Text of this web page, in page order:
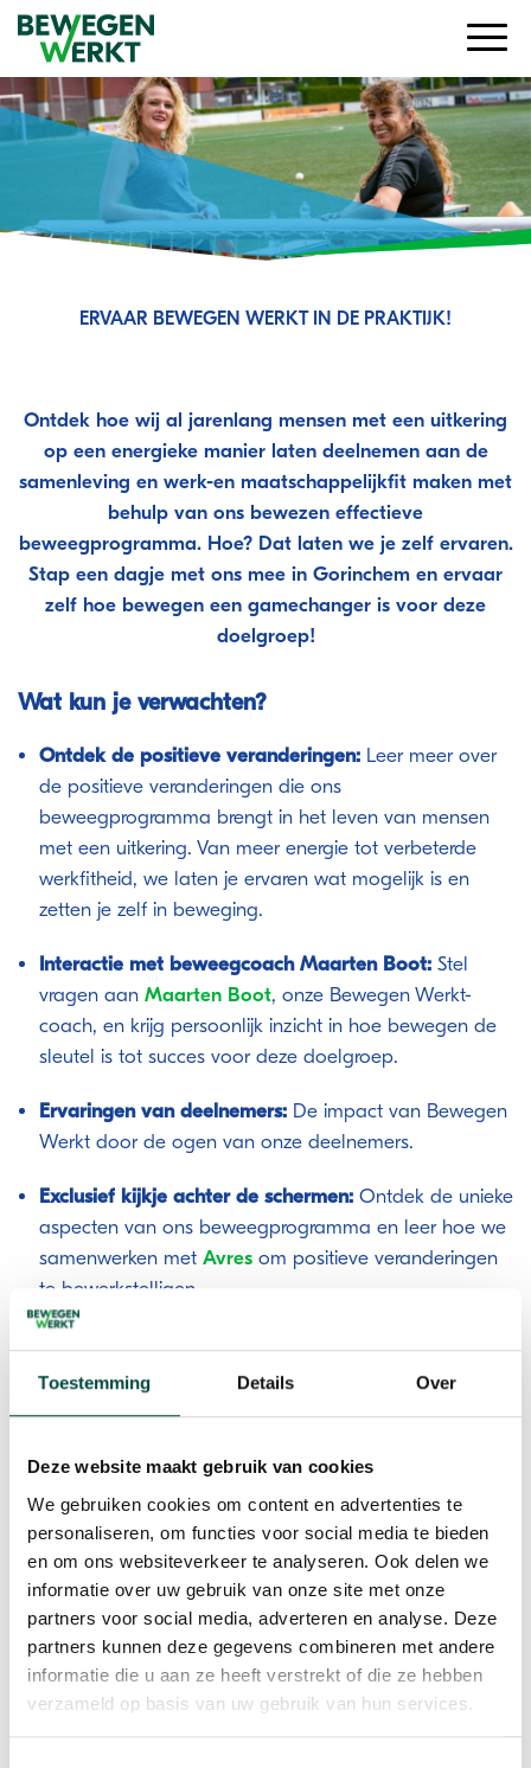
Toestemming Details Over
Deze website maakt gebruik van cookies
We gebruiken cookies om content en advertenties te
personaliseren, om functies voor social media te bieden
en om ons websiteverkeer te analyseren. Ook delen we
informatie over uw gebruik van onze site met onze
partners voor social media, adverteren en analyse. Deze
partners kunnen deze gegevens combineren met andere
informatie die u aan ze heeft verstrekt of die ze hebben
verzameld op basis van uw gebruik van hun services.
ERVAAR BEWEGEN WERKT IN DE PRAKTIJK!
Ontdek hoe wij al jarenlang mensen met een uitkering
op een energieke manier laten deelnemen aan de
samenleving en werk-en maatschappelijkfit maken met
behulp van ons bewezen effectieve
beweegprogramma. Hoe? Dat laten we je zelf ervaren.
Stap een dagje met ons mee in Gorinchem en ervaar
zelf hoe bewegen een gamechanger is voor deze
doelgroep!
Wat kun je verwachten?
Ontdek de positieve veranderingen: Leer meer over
de positieve veranderingen die ons
beweegprogramma brengt in het leven van mensen
met een uitkering. Van meer energie tot verbeterde
werkfitheid, we laten je ervaren wat mogelijk is en
zetten je zelf in beweging.
Interactie met beweegcoach Maarten Boot: Stel
vragen aan Maarten Boot, onze Bewegen Werkt-
coach, en krijg persoonlijk inzicht in hoe bewegen de
sleutel is tot succes voor deze doelgroep.
Ervaringen van deelnemers: De impact van Bewegen
Werkt door de ogen van onze deelnemers.
Exclusief kijkje achter de schermen: Ontdek de unieke
aspecten van ons beweegprogramma en leer hoe we
samenwerken met Avres om positieve veranderingen
te bewerkstelligen.
Groningen blijkt dat onze aanpak leidt tot
driemaal
Leven van het RIVM heeft Bewegen Werkt beoordeeld
als bewezen effectief.
Ben jij erbij?
: Wij organiseren het event op 20 mei.
Tijd: Van 14.00 tot 16.00.
Locatie: Locatie: Kruithoorn 3, 4208 CJ Gorinchem